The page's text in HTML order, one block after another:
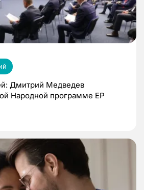
Дмитрий Медведев
Народной программе ЕР